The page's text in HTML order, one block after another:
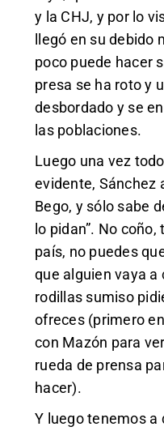
y la CHJ, y por lo
llegó en su debido
poco puede hacer
presa se ha roto y
desbordado y se
las poblaciones.
Luego una vez
evidente, Sánchez
Bego, y sólo sabe
lo pidan”. No
país, no puedes
que alguien vaya a
rodillas sumiso
ofreces (primero
con Mazón para
rueda de prensa
hacer).
Y luego tenemos a